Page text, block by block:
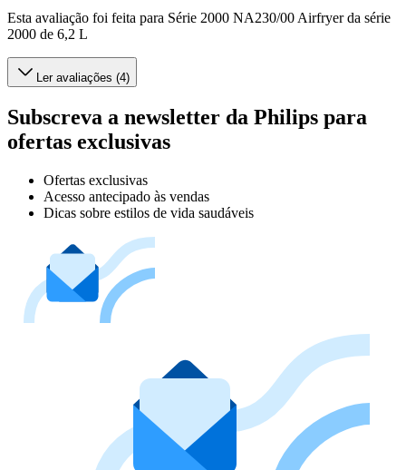
Esta avaliação foi feita para Série 2000 NA230/00 Airfryer da série
2000 de 6,2 L
Ler avaliações (4)
Subscreva a newsletter da Philips para
ofertas exclusivas
Ofertas exclusivas
Acesso antecipado às vendas
Dicas sobre estilos de vida saudáveis